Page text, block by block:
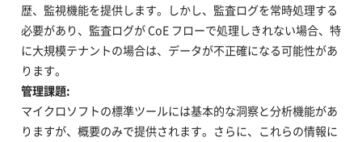
歴、監視機能を提供します。しかし、監査ログを常時処理する
必要があり、監査ログが CoE フローで処理しきれない場合、特
に大規模テナントの場合は、データが不正確になる可能性があ
ります。
管理課題:
マイクロソフトの標準ツールには基本的な洞察と分析機能があ
りますが、概要のみで提供されます。さらに、これらの情報に